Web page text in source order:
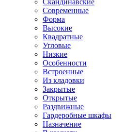
Скандинавские
Современные
Форма
Высокие
Квадратные
Угловые
Низкие
Особенности
Встроенные
Из кладовки
Закрытые
Открытые
Раздвижные
Гардеробные шкафы
Назначение